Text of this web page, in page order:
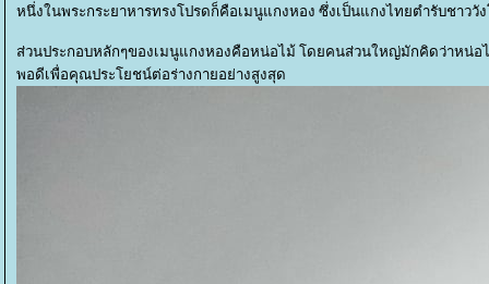
หนึ่งในพระกระยาหารทรงโปรดก็คือเมนูแกงหอง ซึ่งเป็นแกงไทยตำรับชา
ส่วนประกอบหลักๆของเมนูแกงหองคือหน่อไม้ โดยคนส่วนใหญ่มักคิดว่าหน่อ
พอดีเพื่อคุณประโยชน์ต่อร่างกายอย่างสูงสุด